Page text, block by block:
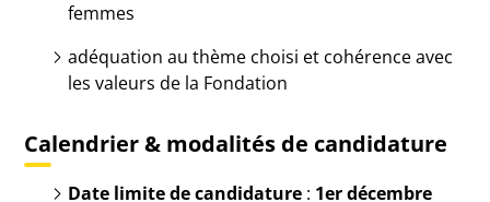
femmes
adéquation au thème choisi et cohérence avec
les valeurs de la Fondation
Calendrier & modalités de candidature
Date limite de candidature : 1er décembre